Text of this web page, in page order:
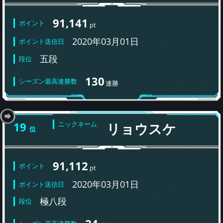
ポイント 91,141 pt
ポイント送信日
2020年03月01日
段位 五段
シーズン最高連勝数 130連勝
19 位
ニックネーム リョウスケ
ポイント 91,112 pt
ポイント送信日
2020年03月01日
段位 極八段